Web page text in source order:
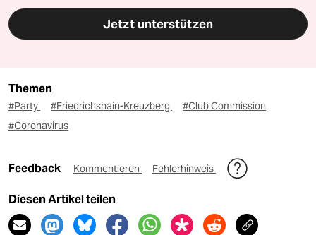
Jetzt unterstützen
Themen
#Party #Friedrichshain-Kreuzberg
#Club Commission
#Coronavirus
Feedback Kommentieren Fehlerhinweis
Diesen Artikel teilen